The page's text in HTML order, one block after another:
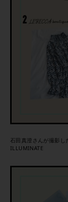
石田真澄さんが撮影し
ILLUMINATE